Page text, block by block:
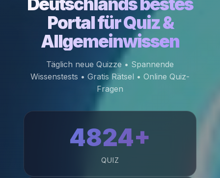
Portal für Quiz &
Allgemeinwissen
Täglich neue Quizze • Spannende
Wissenstests • Gratis Rätsel • Online Quiz-
Fragen
4824+
QUIZ